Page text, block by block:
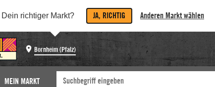
Dein richtiger Markt? JA, RICHTIG Anderen Markt wählen
Bornheim (Pfalz)
MEIN MARKT